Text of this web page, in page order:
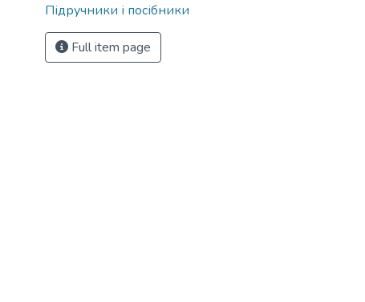
Підручники і посібники
Full item page